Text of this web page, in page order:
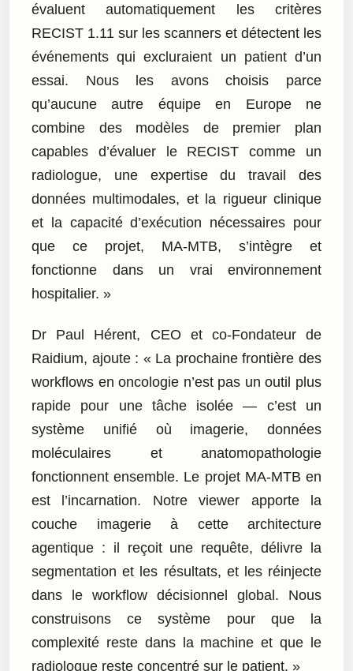
évaluent automatiquement les critères
RECIST 1.11 sur les scanners et détectent les
événements qui excluraient un patient d’un
essai. Nous les avons choisis parce
qu’aucune autre équipe en Europe ne
combine des modèles de premier plan
capables d’évaluer le RECIST comme un
radiologue, une expertise du travail des
données multimodales, et la rigueur clinique
et la capacité d’exécution nécessaires pour
que ce projet, MA-MTB, s’intègre et
fonctionne dans un vrai environnement
hospitalier. »
Dr Paul Hérent, CEO et co-Fondateur de
Raidium, ajoute : « La prochaine frontière des
workflows en oncologie n’est pas un outil plus
rapide pour une tâche isolée — c’est un
système unifié où imagerie, données
moléculaires et anatomopathologie
fonctionnent ensemble. Le projet MA-MTB en
est l’incarnation. Notre viewer apporte la
couche imagerie à cette architecture
agentique : il reçoit une requête, délivre la
segmentation et les résultats, et les réinjecte
dans le workflow décisionnel global. Nous
construisons ce système pour que la
complexité reste dans la machine et que le
radiologue reste concentré sur le patient. »